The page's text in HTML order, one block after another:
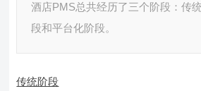
酒店PMS总共经历了三个阶段：传
段和平台化阶段。
传统阶段